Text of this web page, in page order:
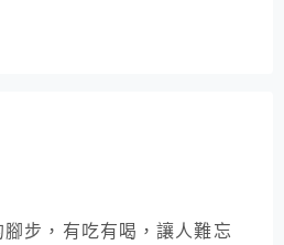
步，有吃有喝，讓人難忘